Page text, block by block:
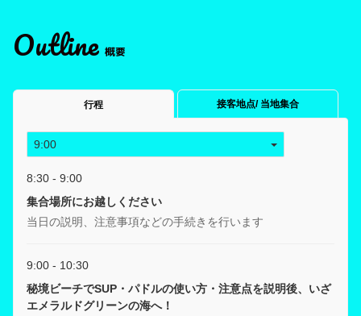
Outline 概要
行程 接客地点/ 当地集合
8:30 - 9:00
集合場所にお越しください
当日の説明、注意事項などの手続きを行います
9:00 - 10:30
秘境ビーチでSUP・パドルの使い方・注意点を説明後、いざ
エメラルドグリーンの海へ！